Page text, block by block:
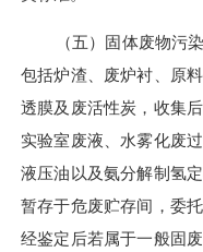
（五） 固体废物污
包括炉渣、废炉衬、原
透膜及废活性炭， 收集后
实验室废液、水雾化废
液压油以及氨分解制氢
暂存于危废贮存间，委
经鉴定后若属于一般固废